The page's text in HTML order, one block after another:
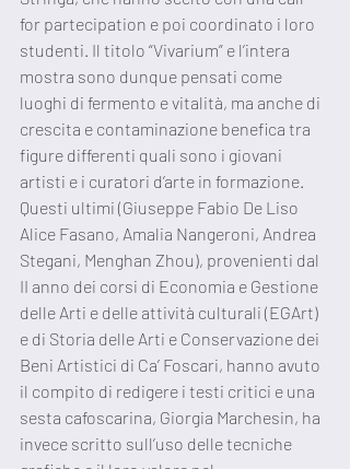
for partecipation e poi coordinato i loro
studenti. Il titolo “Vivarium” e l’intera
mostra sono dunque pensati come
luoghi di fermento e vitalità, ma anche di
crescita e contaminazione benefica tra
figure differenti quali sono i giovani
artisti e i curatori d’arte in formazione.
Questi ultimi (Giuseppe Fabio De Liso
Alice Fasano, Amalia Nangeroni, Andrea
Stegani, Menghan Zhou), provenienti dal
II anno dei corsi di Economia e Gestione
delle Arti e delle attività culturali (EGArt)
e di Storia delle Arti e Conservazione dei
Beni Artistici di Ca’ Foscari, hanno avuto
il compito di redigere i testi critici e una
sesta cafoscarina, Giorgia Marchesin, ha
invece scritto sull’uso delle tecniche